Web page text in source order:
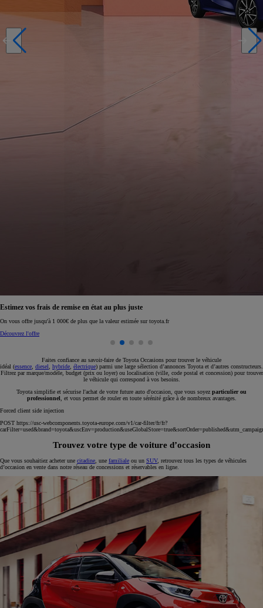
Estimez vos frais de remise en état au plus juste
On vous offre jusqu'à 1 000€ de plus que la valeur estimée sur toyota.fr
Découvrez l'offre
Faites confiance au savoir-faire de Toyota Occasions pour trouver le véhicule
idéal (essence, diesel, hybride, électrique) parmi une large sélection d’annonces Toyota et d’autres constructeurs.
Filtrez par marque/modèle, budget (prix ou loyer) ou localisation (ville, code postal et concession) pour trouver
le véhicule qui correspond à vos besoins.
Toyota simplifie et sécurise l'achat de votre future auto d'occasion, que vous soyez particulier ou
professionnel, et vous permet de rouler en toute sérénité grâce à de nombreux avantages.
Forced client side injection
POST https://usc-webcomponents.toyota-europe.com/v1/car-filter/fr/fr?
Trouvez votre type de voiture d’occasion
Que vous souhaitiez acheter une citadine, une familiale ou un SUV, retrouvez tous les types de véhicules
d’occasion en vente dans notre réseau de concessions et réservables en ligne.